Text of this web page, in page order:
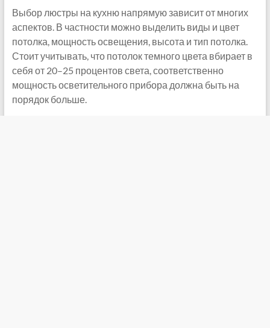
Выбор люстры на кухню напрямую зависит от многих
аспектов. В частности можно выделить виды и цвет
потолка, мощность освещения, высота и тип потолка.
Стоит учитывать, что потолок темного цвета вбирает в
себя от 20–25 процентов света, соответственно
мощность осветительного прибора должна быть на
порядок больше.